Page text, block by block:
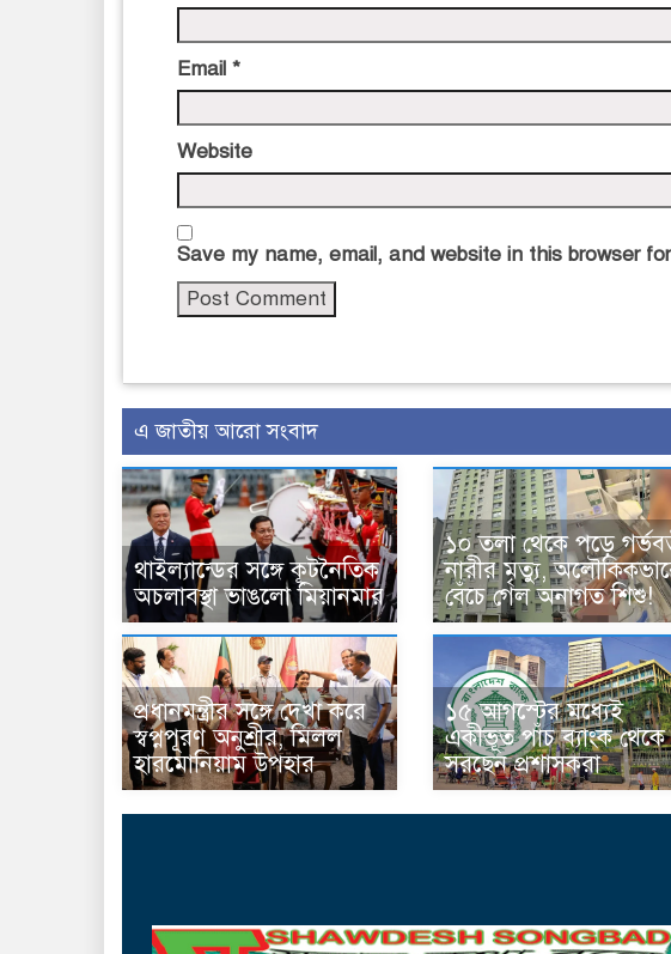
Email *
Website
Save my name, email, and website in this browser
এ জাতীয় আরো সংবাদ
থাইল্যান্ডের সঙ্গে কূটনৈতিক
অচলাবস্থা ভাঙলো মিয়ানমার
১০ তলা থেকে পড়ে
নারীর মৃত্যু,
বেঁচে গেল অনাগত শিশু!
প্রধানমন্ত্রীর সঙ্গে দেখা করে
স্বপ্নপূরণ অনুশ্রীর, মিলল
হারমোনিয়াম উপহার
১৫ আগস্টের মধ্যেই
একীভূত পাঁচ ব্যাংক থেকে
সরছেন প্রশাসকরা